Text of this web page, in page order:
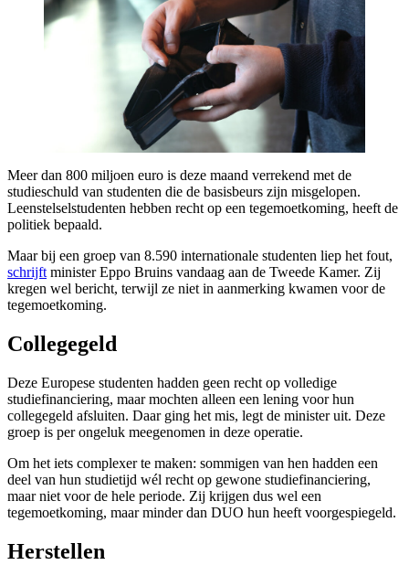
Meer dan 800 miljoen euro is deze maand verrekend met de
studieschuld van studenten die de basisbeurs zijn misgelopen.
Leenstelselstudenten hebben recht op een tegemoetkoming, heeft de
politiek bepaald.
Maar bij een groep van 8.590 internationale studenten liep het fout,
schrijft minister Eppo Bruins vandaag aan de Tweede Kamer. Zij
kregen wel bericht, terwijl ze niet in aanmerking kwamen voor de
tegemoetkoming.
Collegegeld
Deze Europese studenten hadden geen recht op volledige
studiefinanciering, maar mochten alleen een lening voor hun
collegegeld afsluiten. Daar ging het mis, legt de minister uit. Deze
groep is per ongeluk meegenomen in deze operatie.
Om het iets complexer te maken: sommigen van hen hadden een
deel van hun studietijd wél recht op gewone studiefinanciering,
maar niet voor de hele periode. Zij krijgen dus wel een
tegemoetkoming, maar minder dan DUO hun heeft voorgespiegeld.
Herstellen